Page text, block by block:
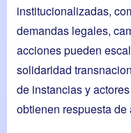
institucionalizadas,
demandas legales,
acciones pueden
solidaridad
de instancias y
obtienen respuesta